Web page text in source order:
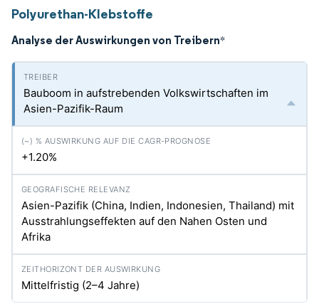
Polyurethan-Klebstoffe
Analyse der Auswirkungen von Treibern*
Bauboom in aufstrebenden Volkswirtschaften im
Asien-Pazifik-Raum
+1.20%
Asien-Pazifik (China, Indien, Indonesien, Thailand) mit
Ausstrahlungseffekten auf den Nahen Osten und
Afrika
Mittelfristig (2–4 Jahre)